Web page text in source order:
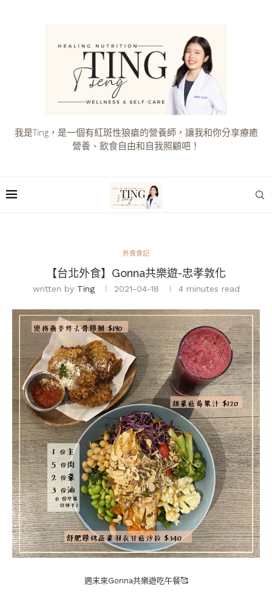
我是Ting，是一個有紅斑性狼瘡的營養師，讓我和你分享療癒
營養、飲食自由和自我照顧吧！
外食食記
【台北外食】Gonna共樂遊-忠孝敦化
written by Ting 2021-04-18 4 minutes read
週末來Gonna共樂遊吃午餐🥰